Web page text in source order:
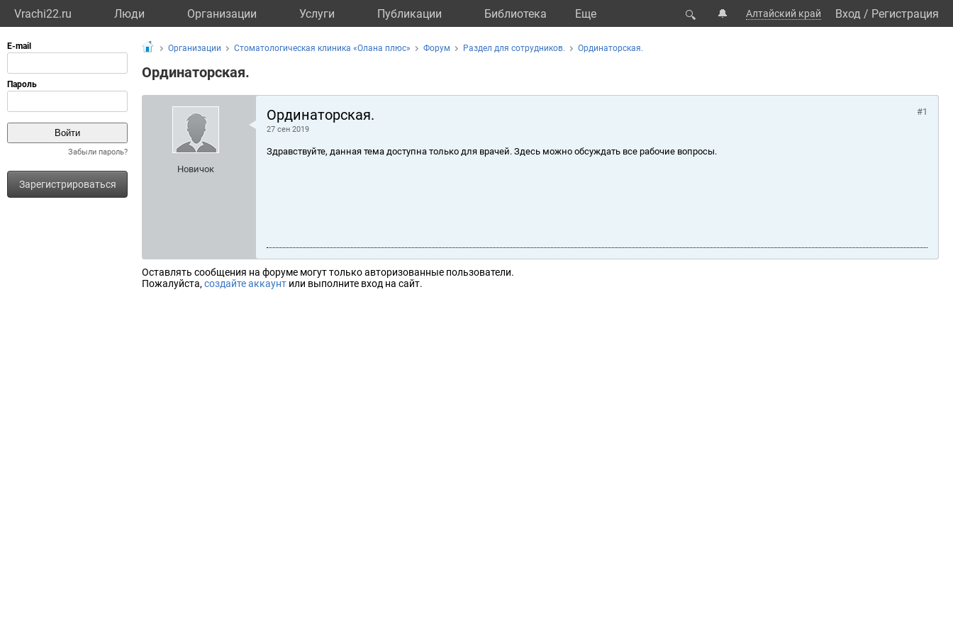
Vrachi22.ru Люди Организации Услуги Публикации Библиотека Eще 🔍 🔔 Алтайский край Вход / Регистрация
Забыли пароль?
Зарегистрироваться
Организации Стоматологическая клиника «Олана плюс» Форум Раздел для сотрудников. Ординаторская.
Ординаторская.
Новичок
Ординаторская.
27 сен 2019
#1
Здравствуйте, данная тема доступна только для врачей. Здесь можно обсуждать все рабочие вопросы.
Оставлять сообщения на форуме могут только авторизованные пользователи.
Пожалуйста, создайте аккаунт или выполните вход на сайт.